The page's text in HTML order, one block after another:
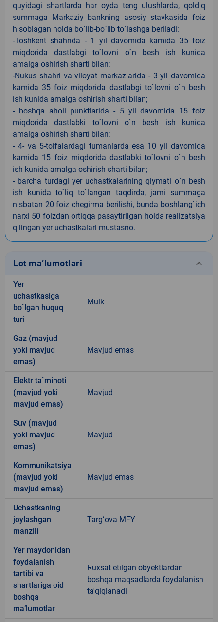
quyidagi shartlarda har oyda teng ulushlarda, qoldiq
summaga Markaziy bankning asosiy stavkasida foiz
hisoblagan holda bo`lib-bo`lib to`lashga beriladi:
-Toshkent shahrida - 1 yil davomida kamida 35 foiz
miqdorida dastlabgi to`lovni o`n besh ish kunida
amalga oshirish sharti bilan;
-Nukus shahri va viloyat markazlarida - 3 yil davomida
kamida 35 foiz miqdorida dastlabgi to`lovni o`n besh
ish kunida amalga oshirish sharti bilan;
- boshqa aholi punktlarida - 5 yil davomida 15 foiz
miqdorida dastlabki to`lovni o`n besh ish kunida
amalga oshirish sharti bilan;
- 4- va 5-toifalardagi tumanlarda esa 10 yil davomida
kamida 15 foiz miqdorida dastlabki to`lovni o`n besh
ish kunida amalga oshirish sharti bilan;
- barcha turdagi yer uchastkalarining qiymati o`n besh
ish kunida to`liq to`langan taqdirda, jami summaga
nisbatan 20 foiz chegirma berilishi, bunda boshlang`ich
narxi 50 foizdan ortiqqa pasaytirilgan holda realizatsiya
qilingan yer uchastkalari mustasno.
Lot ma’lumotlari keyboard_arrow_down
Yer
uchastkasiga
bo`lgan huquq
turi
Mulk
Gaz (mavjud
yoki mavjud
emas)
Mavjud emas
Elektr ta`minoti
(mavjud yoki
mavjud emas)
Mavjud
Suv (mavjud
yoki mavjud
emas)
Mavjud
Kommunikatsiya
(mavjud yoki
mavjud emas)
Mavjud emas
Uchastkaning
joylashgan
manzili
Targʻova MFY
Yer maydonidan
foydalanish
tartibi va
shartlariga oid
boshqa
ma’lumotlar
Ruxsat etilgan obyektlardan
boshqa maqsadlarda foydalanish
ta'qiqlanadi